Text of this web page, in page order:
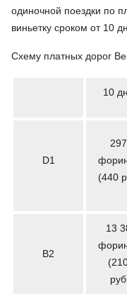
одиночной поездки по
виньетку сроком от 10
Схему платных дорог
10
D1
(440
B2
13